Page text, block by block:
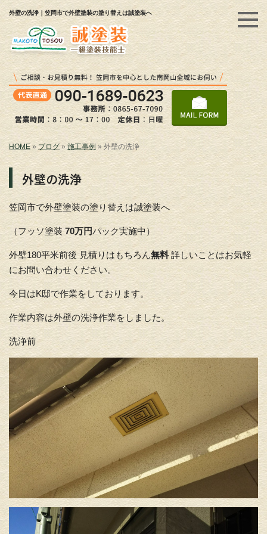
外壁の洗浄｜笠岡市で外壁塗装の塗り替えは誠塗装へ
HOME» ブログ» 施工事例 » 外壁の洗浄
外壁の洗浄
笠岡市で外壁塗装の塗り替えは誠塗装へ
（フッソ塗装 70万円パック実施中）
外壁180平米前後 見積りはもちろん無料詳しいことはお気軽
にお問い合わせください。
今日はK邸で作業をしております。
作業内容は外壁の洗浄作業をしました。
洗浄前